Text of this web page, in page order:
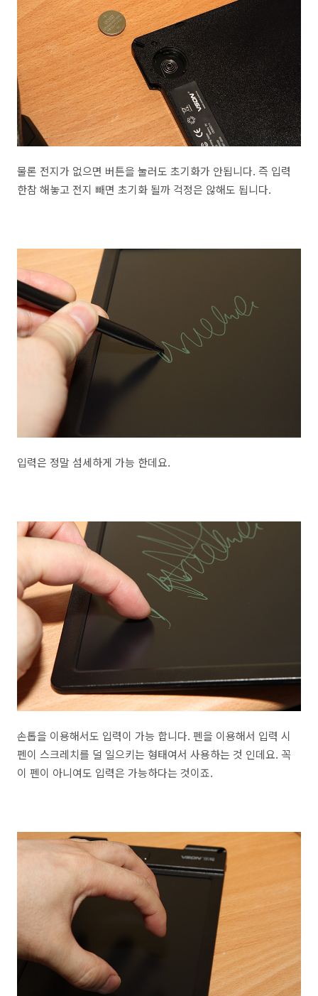
물론 전지가 없으면 버튼을 눌러도 초기화가 안됩니다. 즉 입력
한참 해놓고 전지 빼면 초기화 될까 걱정은 않해도 됩니다.
입력은 정말 섬세하게 가능 한데요.
손톱을 이용해서도 입력이 가능 합니다. 펜을 이용해서 입력 시
펜이 스크레치를 덜 일으키는 형태여서 사용하는 것 인데요. 꼭
이 펜이 아니여도 입력은 가능하다는 것이죠.